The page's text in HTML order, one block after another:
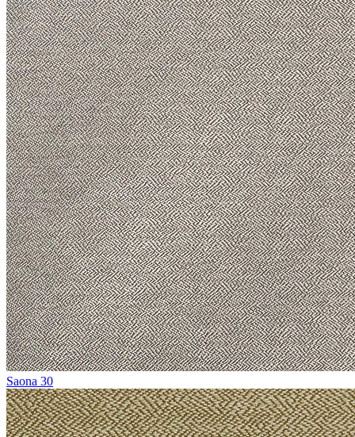
Saona 30